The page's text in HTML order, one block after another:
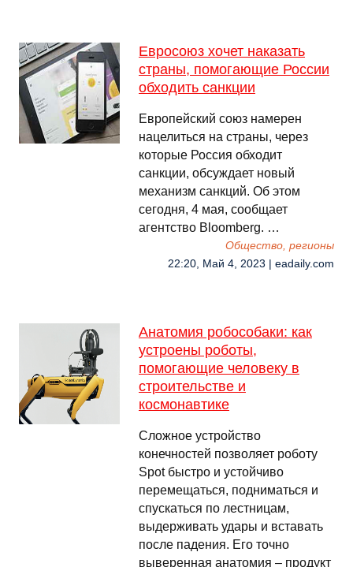
Евросоюз хочет наказать
страны, помогающие России
обходить санкции
Европейский союз намерен
нацелиться на страны, через
которые Россия обходит
санкции, обсуждает новый
механизм санкций. Об этом
сегодня, 4 мая, сообщает
агентство Bloomberg. …
Общество, регионы
22:20, Май 4, 2023 | eadaily.com
Анатомия робособаки: как
устроены роботы,
помогающие человеку в
строительстве и
космонавтике
Сложное устройство
конечностей позволяет роботу
Spot быстро и устойчиво
перемещаться, подниматься и
спускаться по лестницам,
выдерживать удары и вставать
после падения. Его точно
выверенная анатомия – продукт